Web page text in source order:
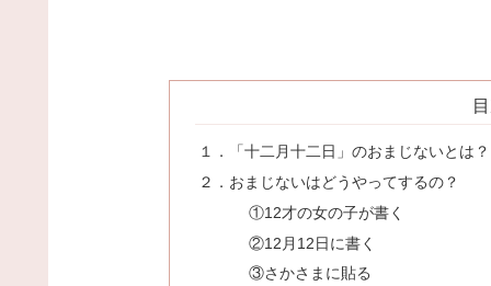
１．「十二月十二日」のおまじないとは？
２．おまじないはどうやってするの？
①12才の女の子が書く
②12月12日に書く
③さかさまに貼る